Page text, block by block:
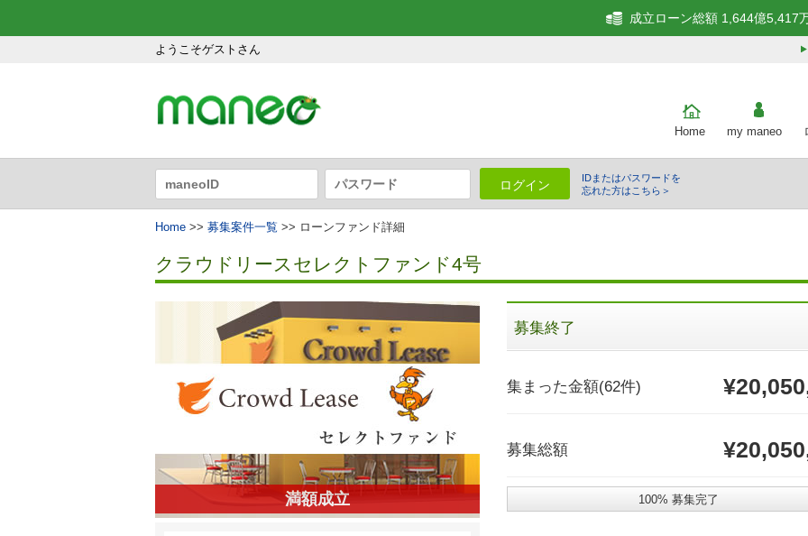
ようこそゲストさん
成立ローン総額 1,644億5,417
Home my maneo
ログイン
IDまたはパスワードを
忘れた方はこちら＞
Home >> 募集案件一覧 >> ローンファンド詳細
クラウドリースセレクトファンド4号
満額成立
募集終了
集まった金額(62件)
募集総額
100% 募集完了